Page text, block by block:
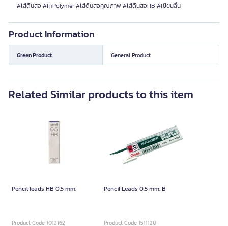
#ไส้ดินสอ #HiPolymer #ไส้ดินสอคุณภาพ #ไส้ดินสอHB #เขียนลื่น
Product Information
Green Product General Product
Related Similar products to this item
Pencil leads HB 0.5 mm.
Product Code 1012162
Pencil Leads 0.5 mm. B
Product Code 1511120